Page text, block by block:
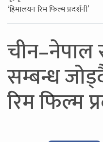
‘हिमालयन रिम फिल्म प्रदर्शनी’
सम्बन्ध
रिम फिल्म